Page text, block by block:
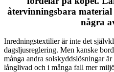
återvinningsbara
några
Inredningstextilier är inte det
dagsljusreglering. Men kanske
många andra solskyddslösningar
långlivad och i många fall mer